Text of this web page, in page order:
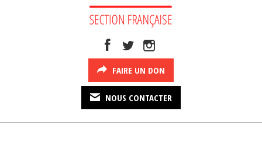
FAIRE UN DON
NOUS CONTACTER